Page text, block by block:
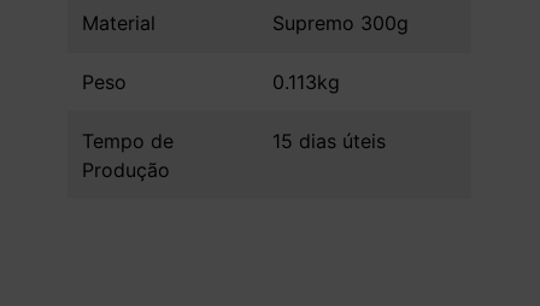
Material Supremo 300g
Peso 0.113kg
Tempo de
Produção
15 dias úteis